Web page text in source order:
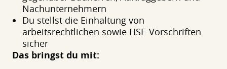
Nachunternehmern
Du stellst die Einhaltung von
arbeitsrechtlichen sowie HSE-Vorschriften
sicher
Das bringst du mit: